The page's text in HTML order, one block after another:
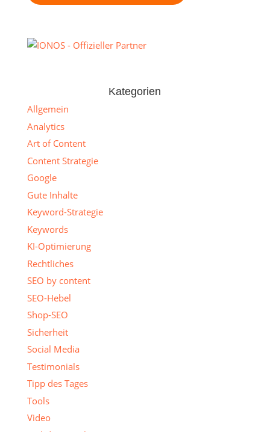
Kategorien
Allgemein
Analytics
Art of Content
Content Strategie
Google
Gute Inhalte
Keyword-Strategie
Keywords
KI-Optimierung
Rechtliches
SEO by content
SEO-Hebel
Shop-SEO
Sicherheit
Social Media
Testimonials
Tipp des Tages
Tools
Video